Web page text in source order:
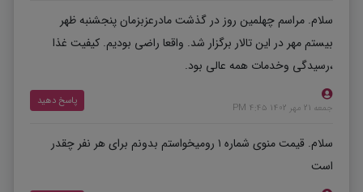
سلام. مراسم چهلمین روز در گذشت مادرعزبزمان پنجشنبه ظهر
بیستم مهر در این تالار برگزار شد. واقعا راضی بودیم. کیفیت غذا
‌،رسیدگی وخدمات همه عالی بود.
جمعه 21 مهر 1402 4:45 PM
پاسخ دهید
سلام. قیمت منوی شماره ۱ رو‌میخواستم بدونم برای هر نفر چقدر
است